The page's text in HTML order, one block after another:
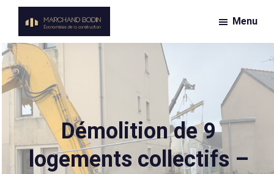
Passer
contenu
principal
Marchand
Bodin
Économiste
de
la
construction
Menu
Démolition de 9
logements collectifs –